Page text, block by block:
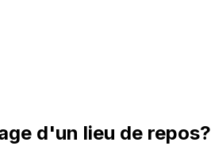
d'un lieu de repos?